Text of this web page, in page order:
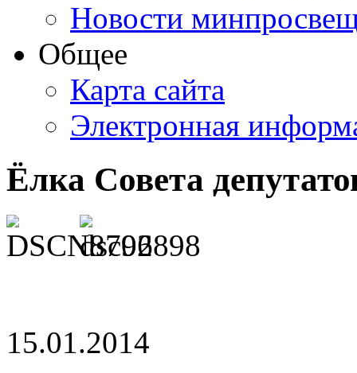
Новости
Общее
Карта сайта
Электронная
Ёлка Совета
15.01.2014